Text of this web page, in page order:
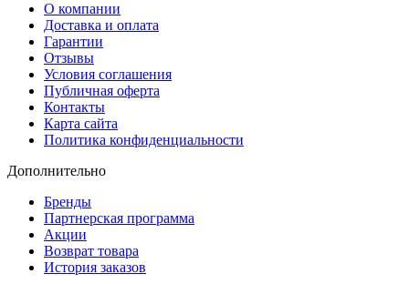
О компании
Доставка и оплата
Гарантии
Отзывы
Условия соглашения
Публичная оферта
Контакты
Карта сайта
Политика конфиденциальности
Дополнительно
Бренды
Партнерская программа
Акции
Возврат товара
История заказов